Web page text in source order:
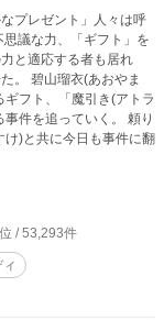
プレゼント」人々は呼
議な力、「ギフト」を
と適応する者も居れ
やま
フト、「魔引き(アトラ
件を追っていく。 頼り
)と共に今日も事件に翻
位 / 53,293件